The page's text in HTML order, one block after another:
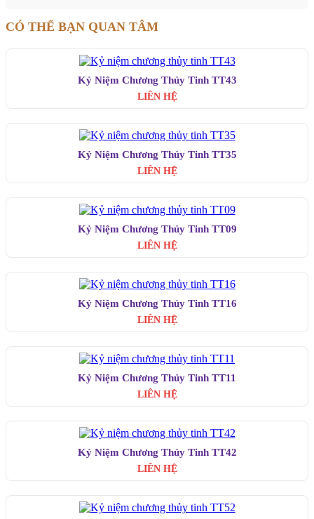
CÓ THỂ BẠN QUAN TÂM
Kỷ Niệm Chương Thủy Tinh TT43
LIÊN HỆ
Kỷ Niệm Chương Thủy Tinh TT35
LIÊN HỆ
Kỷ Niệm Chương Thủy Tinh TT09
LIÊN HỆ
Kỷ Niệm Chương Thủy Tinh TT16
LIÊN HỆ
Kỷ Niệm Chương Thủy Tinh TT11
LIÊN HỆ
Kỷ Niệm Chương Thủy Tinh TT42
LIÊN HỆ